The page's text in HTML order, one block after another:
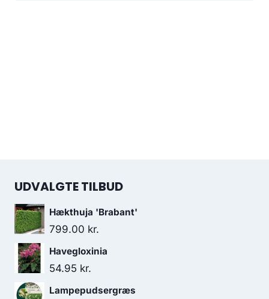
UDVALGTE TILBUD
Hækthuja 'Brabant'
799.00 kr.
Havegloxinia
54.95 kr.
Lampepudsergræs